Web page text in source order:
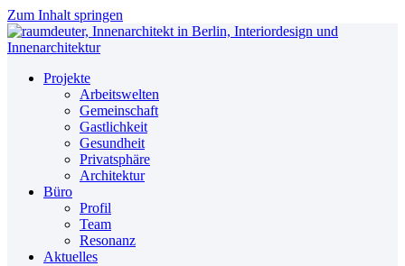
Zum Inhalt springen
Projekte
Arbeitswelten
Gemeinschaft
Gastlichkeit
Gesundheit
Privatsphäre
Architektur
Büro
Profil
Team
Resonanz
Aktuelles